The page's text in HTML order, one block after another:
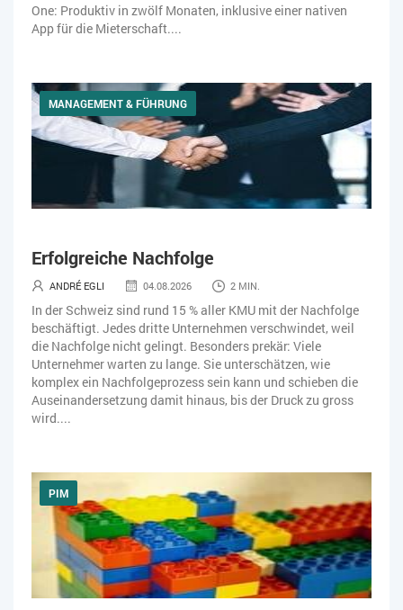
One: Produktiv in zwölf Monaten, inklusive einer nativen
App für die Mieterschaft....
MANAGEMENT & FÜHRUNG
Erfolgreiche Nachfolge
ANDRÉ EGLI 04.08.2026 2 MIN.
In der Schweiz sind rund 15 % aller KMU mit der Nachfolge
beschäftigt. Jedes dritte Unternehmen verschwindet, weil
die Nachfolge nicht gelingt. Besonders prekär: Viele
Unternehmer warten zu lange. Sie unterschätzen, wie
komplex ein Nachfolgeprozess sein kann und schieben die
Auseinandersetzung damit hinaus, bis der Druck zu gross
wird....
PIM